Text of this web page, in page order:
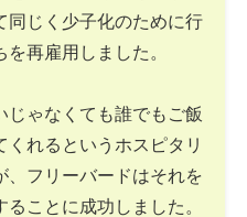
同じく少子化のために行
再雇用しました。
じゃなくても誰でもご飯
くれるというホスピタリ
、フリーバードはそれを
ことに成功しました。